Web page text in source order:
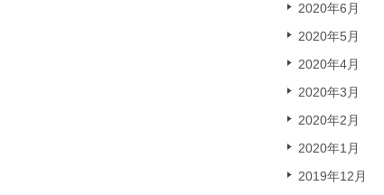
2020年6月
2020年5月
2020年4月
2020年3月
2020年2月
2020年1月
2019年12月